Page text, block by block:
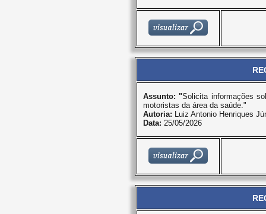
Assunto: "Solicita informações
motoristas da área da saúde."
Autoria: Luiz Antonio Henriques
Data: 25/05/2026